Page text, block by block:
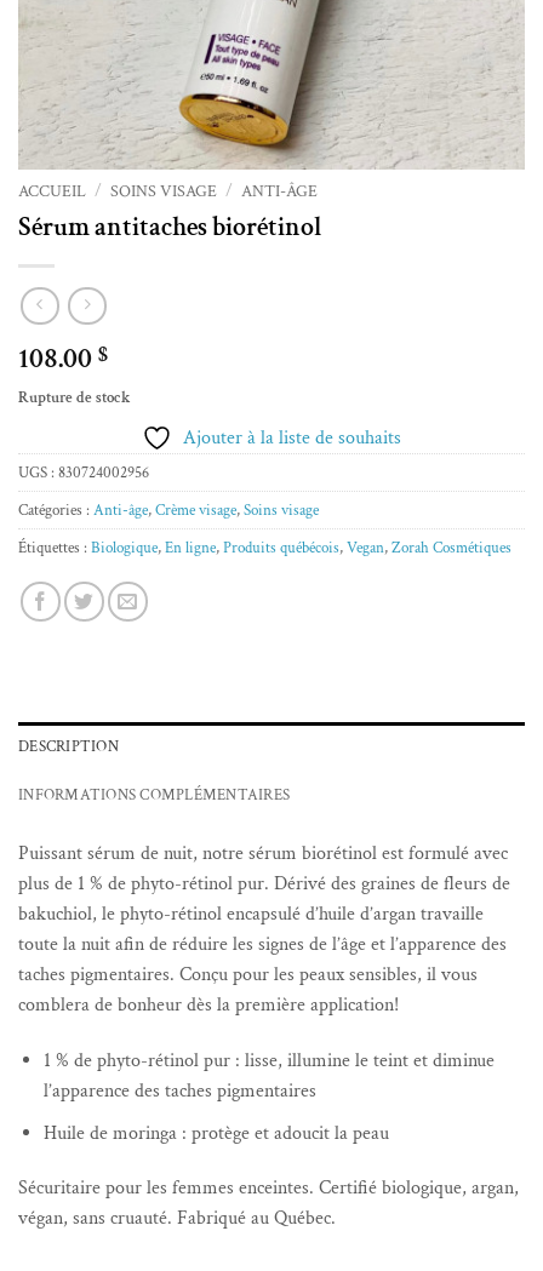
ACCUEIL / SOINS VISAGE / ANTI-ÂGE
Sérum antitaches biorétinol
108.00 $
Rupture de stock
Ajouter à la liste de souhaits
UGS : 830724002956
Catégories : Anti-âge,Crème visage,Soins visage
Étiquettes : Biologique,En ligne,Produits québécois,Vegan,Zorah Cosmétiques
DESCRIPTION
INFORMATIONS COMPLÉMENTAIRES
Puissant sérum de nuit, notre sérum biorétinol est formulé avec
plus de 1 % de phyto-rétinol pur. Dérivé des graines de fleurs de
bakuchiol, le phyto-rétinol encapsulé d’huile d’argan travaille
toute la nuit afin de réduire les signes de l’âge et l’apparence des
taches pigmentaires. Conçu pour les peaux sensibles, il vous
comblera de bonheur dès la première application!
1 % de phyto-rétinol pur : lisse, illumine le teint et diminue
l’apparence des taches pigmentaires
Huile de moringa : protège et adoucit la peau
Sécuritaire pour les femmes enceintes. Certifié biologique, argan,
végan, sans cruauté. Fabriqué au Québec.